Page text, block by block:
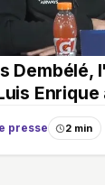
Enrique
presse 2 min